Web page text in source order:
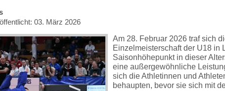
03. März 2026
Am 28. Februar 2026 traf sich
Einzelmeisterschaft der U18 in
Saisonhöhepunkt in dieser
eine außergewöhnliche
sich die Athletinnen und
behaupten, bevor sie sich mit